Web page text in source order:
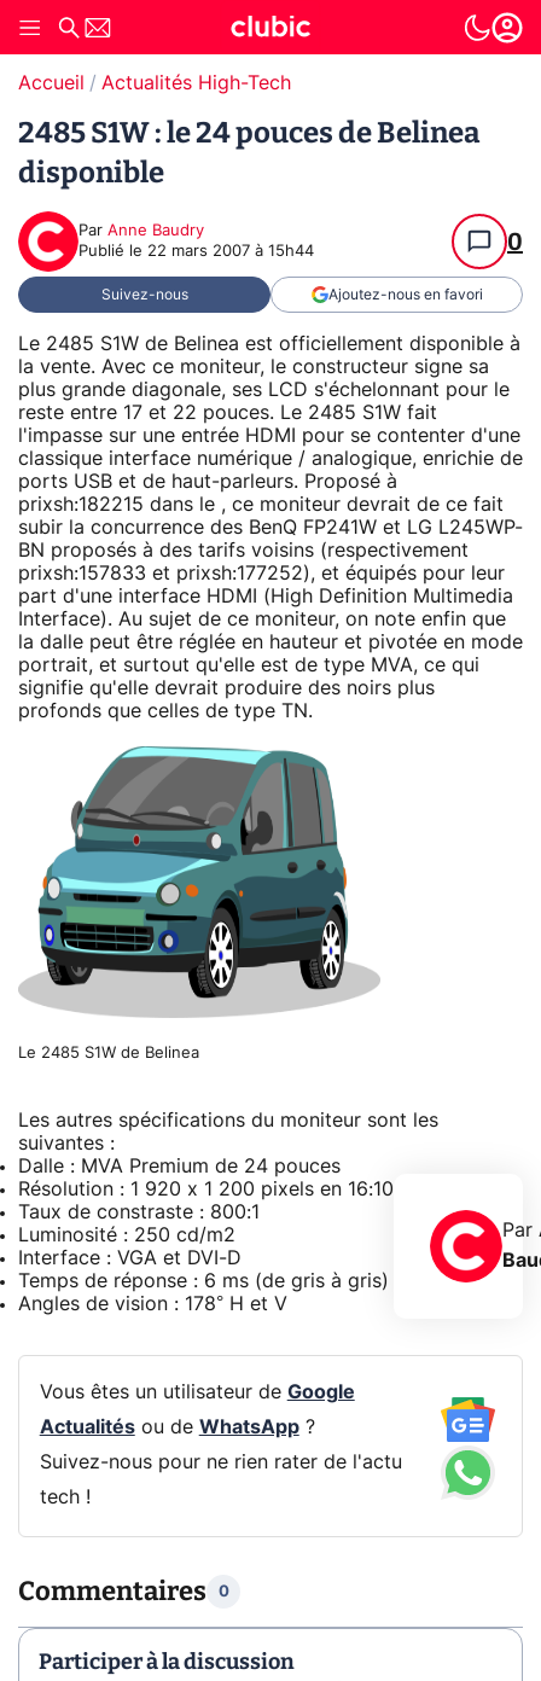
Accueil Actualités High-Tech
2485 S1W : le 24 pouces de Belinea
disponible
Par Anne Baudry
Publié le 22 mars 2007 à 15h44 0
Suivez-nous Ajoutez-nous en favori
Le 2485 S1W de Belinea est officiellement disponible à
la vente. Avec ce moniteur, le constructeur signe sa
plus grande diagonale, ses LCD s'échelonnant pour le
reste entre 17 et 22 pouces. Le 2485 S1W fait
l'impasse sur une entrée HDMI pour se contenter d'une
classique interface numérique / analogique, enrichie de
ports USB et de haut-parleurs. Proposé à
prixsh:182215 dans le , ce moniteur devrait de ce fait
subir la concurrence des BenQ FP241W et LG L245WP-
BN proposés à des tarifs voisins (respectivement
prixsh:157833 et prixsh:177252), et équipés pour leur
part d'une interface HDMI (High Definition Multimedia
Interface). Au sujet de ce moniteur, on note enfin que
la dalle peut être réglée en hauteur et pivotée en mode
portrait, et surtout qu'elle est de type MVA, ce qui
signifie qu'elle devrait produire des noirs plus
profonds que celles de type TN.
Le 2485 S1W de Belinea
Les autres spécifications du moniteur sont les
suivantes :
Dalle : MVA Premium de 24 pouces
Résolution : 1 920 x 1 200 pixels en 16:10
Taux de constraste : 800:1
Luminosité : 250 cd/m2
Interface : VGA et DVI-D
Temps de réponse : 6 ms (de gris à gris)
Angles de vision : 178° H et V
Par
Vous êtes un utilisateur de Google
Actualitésou de WhatsApp?
Suivez-nous pour ne rien rater de l'actu
tech !
Commentaires 0
Participer à la discussion